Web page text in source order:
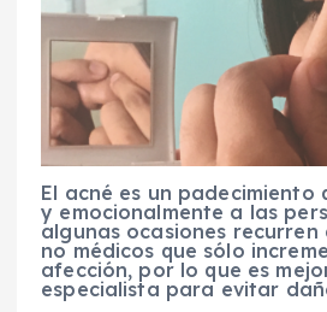
El acné es un padecimiento
y emocionalmente a las
algunas ocasiones
no médicos que sólo
afección, por lo que es
especialista para evitar